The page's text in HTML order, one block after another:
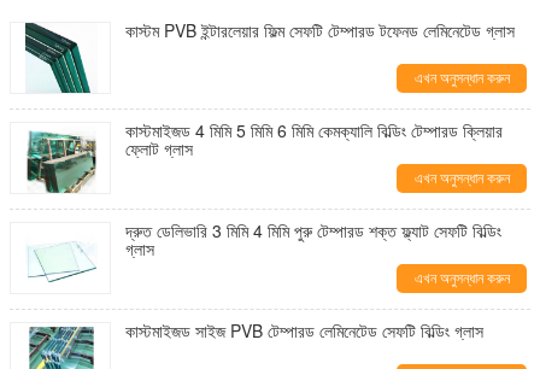
কাস্টম PVB ইন্টারলেয়ার ফিল্ম সেফটি টেম্পারড টফেনড লেমিনেটেড গ্লাস
এখন অনুসন্ধান করুন
কাস্টমাইজড 4 মিমি 5 মিমি 6 মিমি কেমক্যালি বিল্ডিং টেম্পারড ক্লিয়ার
ফ্লোট গ্লাস
এখন অনুসন্ধান করুন
দ্রুত ডেলিভারি 3 মিমি 4 মিমি পুরু টেম্পারড শক্ত ফ্ল্যাট সেফটি বিল্ডিং
গ্লাস
এখন অনুসন্ধান করুন
কাস্টমাইজড সাইজ PVB টেম্পারড লেমিনেটেড সেফটি বিল্ডিং গ্লাস